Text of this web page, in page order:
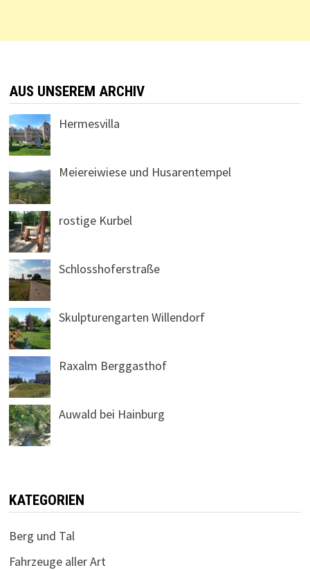
AUS UNSEREM ARCHIV
Hermesvilla
Meiereiwiese und Husarentempel
rostige Kurbel
Schlosshoferstraße
Skulpturengarten Willendorf
Raxalm Berggasthof
Auwald bei Hainburg
KATEGORIEN
Berg und Tal
Fahrzeuge aller Art